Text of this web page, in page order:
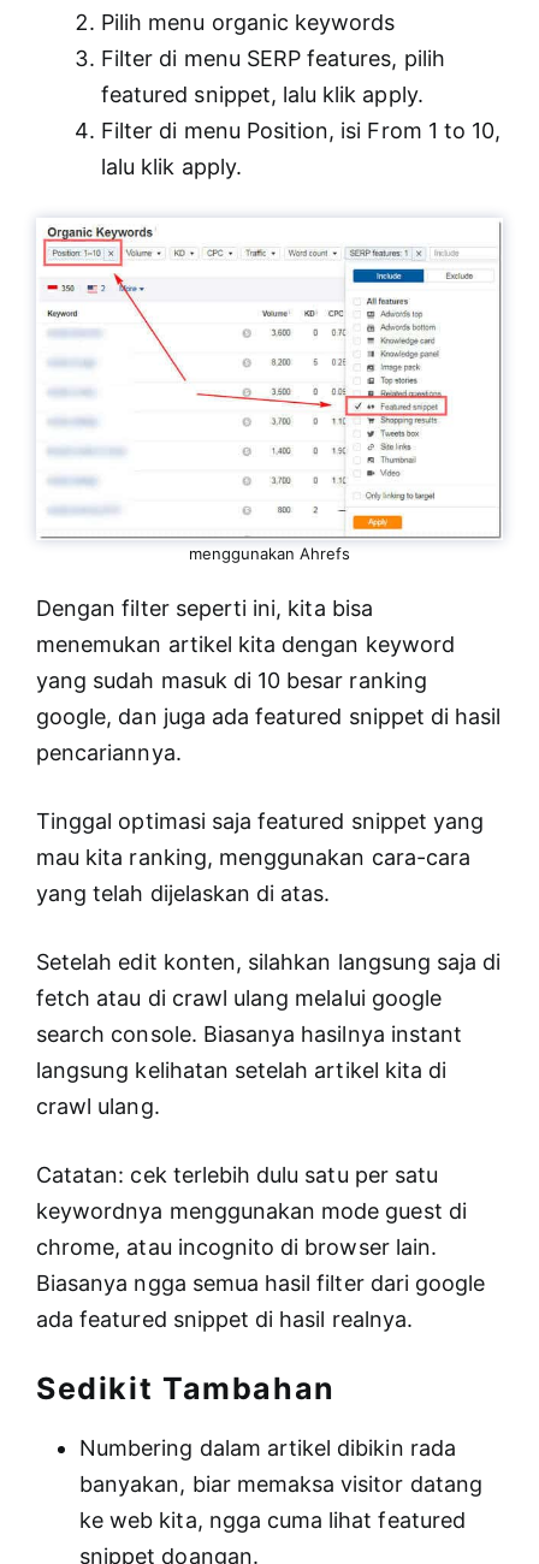
Pilih menu organic keywords
Filter di menu SERP features, pilih
featured snippet, lalu klik apply.
Filter di menu Position, isi From 1 to 10,
lalu klik apply.
menggunakan Ahrefs
Dengan filter seperti ini, kita bisa
menemukan artikel kita dengan keyword
yang sudah masuk di 10 besar ranking
google, dan juga ada featured snippet di hasil
pencariannya.
Tinggal optimasi saja featured snippet yang
mau kita ranking, menggunakan cara-cara
yang telah dijelaskan di atas.
Setelah edit konten, silahkan langsung saja di
fetch atau di crawl ulang melalui google
search console. Biasanya hasilnya instant
langsung kelihatan setelah artikel kita di
crawl ulang.
Catatan: cek terlebih dulu satu per satu
keywordnya menggunakan mode guest di
chrome, atau incognito di browser lain.
Biasanya ngga semua hasil filter dari google
ada featured snippet di hasil realnya.
Sedikit Tambahan
Numbering dalam artikel dibikin rada
banyakan, biar memaksa visitor datang
ke web kita, ngga cuma lihat featured
snippet doangan.